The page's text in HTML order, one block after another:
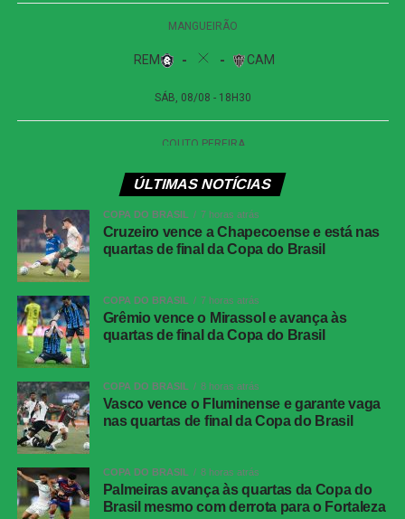
ÚLTIMAS NOTÍCIAS
COPA DO BRASIL 7 horas atrás
Cruzeiro vence a Chapecoense e está nas
quartas de final da Copa do Brasil
COPA DO BRASIL 7 horas atrás
Grêmio vence o Mirassol e avança às
quartas de final da Copa do Brasil
COPA DO BRASIL 8 horas atrás
Vasco vence o Fluminense e garante vaga
nas quartas de final da Copa do Brasil
COPA DO BRASIL 8 horas atrás
Palmeiras avança às quartas da Copa do
Brasil mesmo com derrota para o Fortaleza